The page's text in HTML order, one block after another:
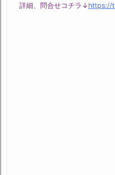
詳細、問合せコチラ↓https://